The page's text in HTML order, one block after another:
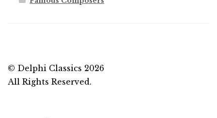
© Delphi Classics 2026
All Rights Reserved.